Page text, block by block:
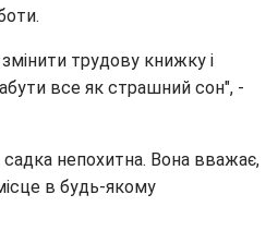
трудову книжку і
все як страшний сон", -
садка непохитна. Вона вважає,
в будь-якому